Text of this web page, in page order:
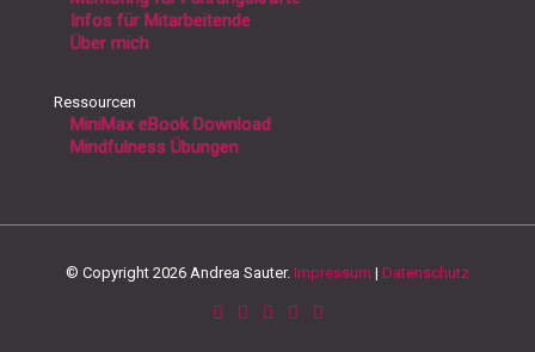
Infos für Mitarbeitende
Über mich
Ressourcen
MiniMax eBook Download
Mindfulness Übungen
© Copyright 2026 Andrea Sauter. Impressum | Datenschutz